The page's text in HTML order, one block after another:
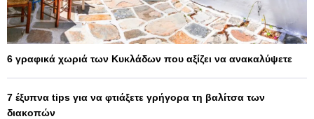
6 γραφικά χωριά των Κυκλάδων που αξίζει να ανακαλύψετε
7 έξυπνα tips για να φτιάξετε γρήγορα τη βαλίτσα των
διακοπών